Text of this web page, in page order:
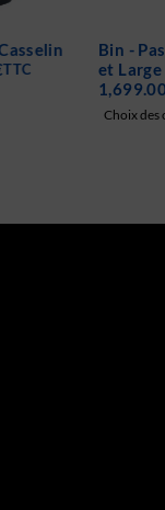
burger Medium
1,949.00€TTC